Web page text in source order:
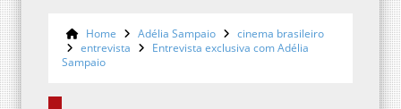
Home Adélia Sampaio
cinema brasileiro
entrevista
Entrevista exclusiva com Adélia
Sampaio